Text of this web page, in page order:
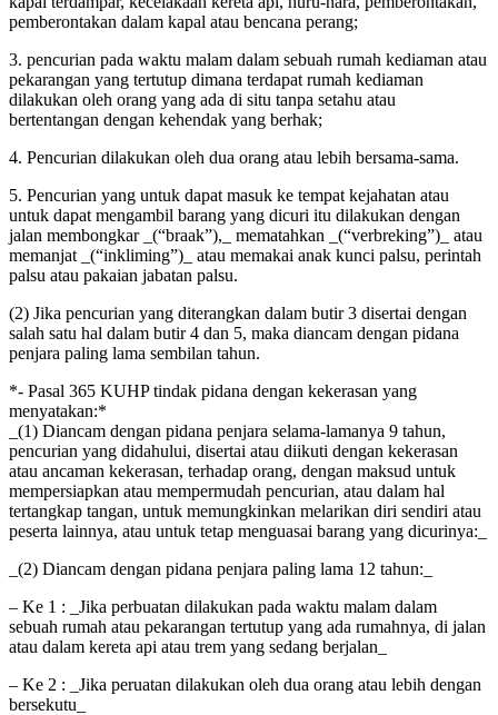
pemberontakan dalam kapal atau bencana perang;
3. pencurian pada waktu malam dalam sebuah rumah kediaman atau
pekarangan yang tertutup dimana terdapat rumah kediaman
dilakukan oleh orang yang ada di situ tanpa setahu atau
bertentangan dengan kehendak yang berhak;
4. Pencurian dilakukan oleh dua orang atau lebih bersama-sama.
5. Pencurian yang untuk dapat masuk ke tempat kejahatan atau
untuk dapat mengambil barang yang dicuri itu dilakukan dengan
jalan membongkar _(“braak”),_ mematahkan _(“verbreking”)_ atau
memanjat _(“inkliming”)_ atau memakai anak kunci palsu, perintah
palsu atau pakaian jabatan palsu.
(2) Jika pencurian yang diterangkan dalam butir 3 disertai dengan
salah satu hal dalam butir 4 dan 5, maka diancam dengan pidana
penjara paling lama sembilan tahun.
*- Pasal 365 KUHP tindak pidana dengan kekerasan yang
menyatakan:*
_(1) Diancam dengan pidana penjara selama-lamanya 9 tahun,
pencurian yang didahului, disertai atau diikuti dengan kekerasan
atau ancaman kekerasan, terhadap orang, dengan maksud untuk
mempersiapkan atau mempermudah pencurian, atau dalam hal
tertangkap tangan, untuk memungkinkan melarikan diri sendiri atau
peserta lainnya, atau untuk tetap menguasai barang yang dicurinya:_
_(2) Diancam dengan pidana penjara paling lama 12 tahun:_
– Ke 1 : _Jika perbuatan dilakukan pada waktu malam dalam
sebuah rumah atau pekarangan tertutup yang ada rumahnya, di jalan
atau dalam kereta api atau trem yang sedang berjalan_
– Ke 2 : _Jika peruatan dilakukan oleh dua orang atau lebih dengan
bersekutu_